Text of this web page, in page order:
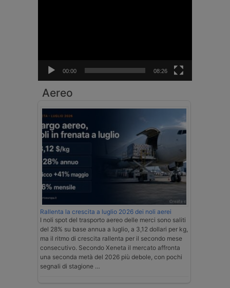
00:00 08:26
Aereo
Rallenta la crescita a luglio 2026 dei noli aerei
I noli spot del trasporto aereo delle merci sono saliti
del 28% su base annua a luglio, a 3,12 dollari per kg,
ma il ritmo di crescita rallenta per il secondo mese
consecutivo. Secondo Xeneta il mercato affronta
una seconda metà del 2026 più debole, con pochi
segnali di stagione …